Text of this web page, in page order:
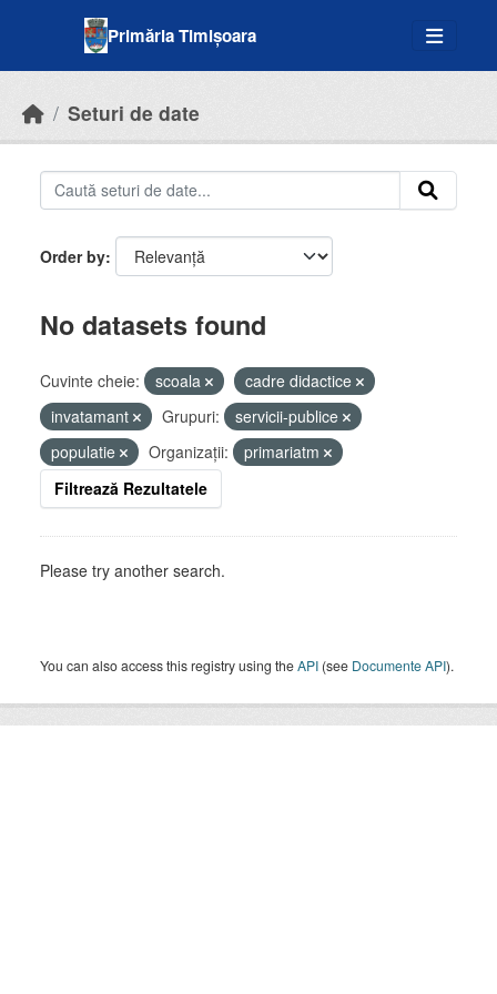
Primăria Timișoara
Seturi de date
Order by
No datasets found
Cuvinte cheie: scoala
cadre didactice
invatamant
Grupuri:
servicii-publice
populatie
Organizații:
primariatm
Filtrează Rezultatele
Please try another search.
You can also access this registry using theAPI (see Documente API).